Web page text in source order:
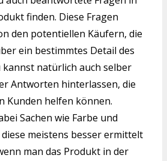
finden. Diese Fragen
den potentiellen Käufern, die
ein bestimmtes Detail des
kannst natürlich auch selber
Antworten hinterlassen, die
Kunden helfen können.
Sachen wie Farbe und
meistens besser ermittelt
man das Produkt in der